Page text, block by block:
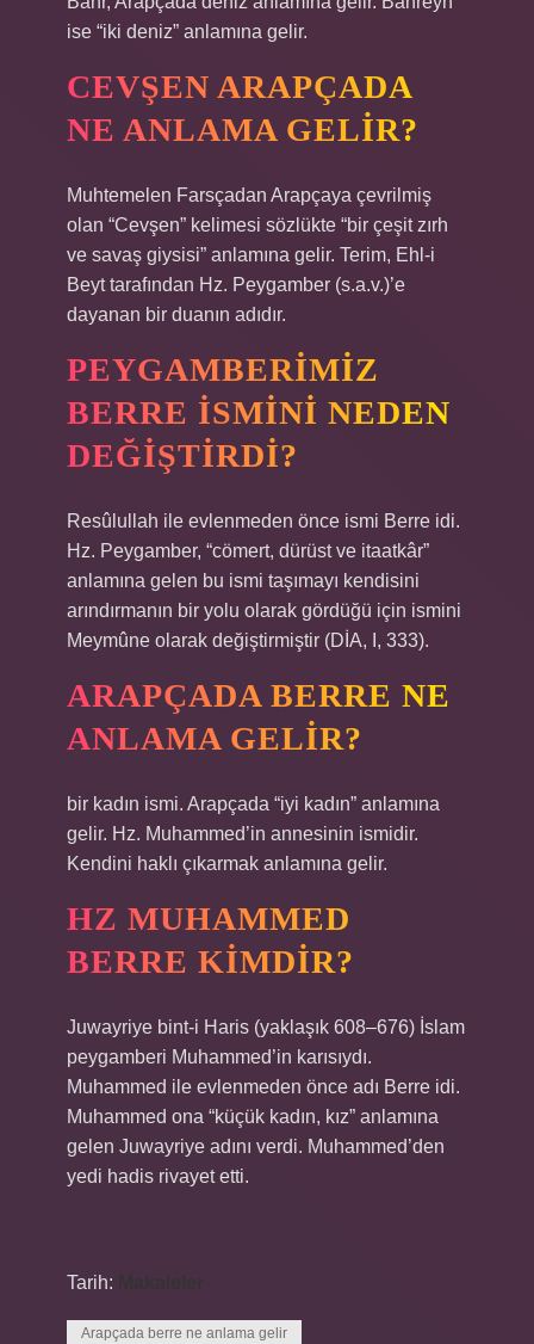
ise “iki deniz” anlamına gelir.
CEVŞEN ARAPÇADA
NE ANLAMA GELIR?
Muhtemelen Farsçadan Arapçaya çevrilmiş
olan “Cevşen” kelimesi sözlükte “bir çeşit zırh
ve savaş giysisi” anlamına gelir. Terim, Ehl-i
Beyt tarafından Hz. Peygamber (s.a.v.)’e
dayanan bir duanın adıdır.
PEYGAMBERIMIZ
BERRE ISMINI NEDEN
DEĞIŞTIRDI?
Resûlullah ile evlenmeden önce ismi Berre idi.
Hz. Peygamber, “cömert, dürüst ve itaatkâr”
anlamına gelen bu ismi taşımayı kendisini
arındırmanın bir yolu olarak gördüğü için ismini
Meymûne olarak değiştirmiştir (DİA, I, 333).
ARAPÇADA BERRE NE
ANLAMA GELIR?
bir kadın ismi. Arapçada “iyi kadın” anlamına
gelir. Hz. Muhammed’in annesinin ismidir.
Kendini haklı çıkarmak anlamına gelir.
HZ MUHAMMED
BERRE KIMDIR?
Juwayriye bint-i Haris (yaklaşık 608–676) İslam
peygamberi Muhammed’in karısıydı.
Muhammed ile evlenmeden önce adı Berre idi.
Muhammed ona “küçük kadın, kız” anlamına
gelen Juwayriye adını verdi. Muhammed’den
yedi hadis rivayet etti.
Tarih:
Arapçada berre ne anlama gelir